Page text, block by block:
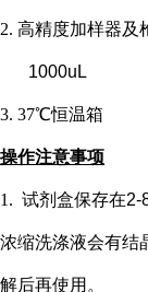
2. 高精度加样器及
1000uL
3. 37℃恒温箱
操作注意事项
1. 试剂盒保存在2-
浓缩洗涤液会有结
解后再使用。